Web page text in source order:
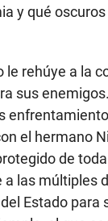
y qué
le rehúye a la
sus
el hermano
de
las múltiples
Estado para